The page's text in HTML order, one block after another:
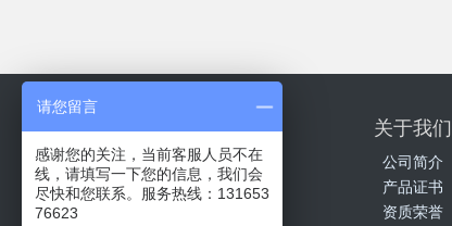
产品中心
安全光幕
安全光栅
关于我们
公司简介
产品证书
资质荣誉
请您留言
感谢您的关注，当前客服人员不在
线，请填写一下您的信息，我们会
尽快和您联系。服务热线：131653
76623